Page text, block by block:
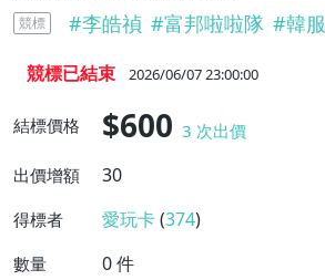
競標 #李皓禎 #富邦啦啦隊 #韓服
競標已結束 2026/06/07 23:00:00
結標價格 $600 3 次出價
出價增額
30
得標者 愛玩卡(374)
數量 0件